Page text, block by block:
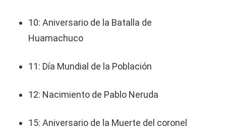
10: Aniversario de la Batalla de
Huamachuco
11: Día Mundial de la Población
12: Nacimiento de Pablo Neruda
15: Aniversario de la Muerte del coronel